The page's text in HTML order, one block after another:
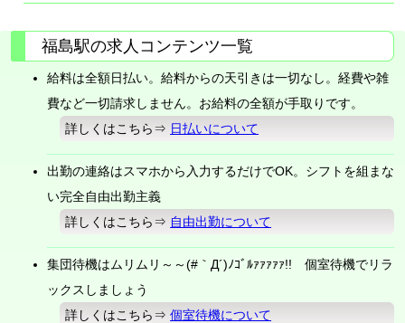
福島駅の求人コンテンツ一覧
給料は全額日払い。給料からの天引きは一切なし。経費や雑
費など一切請求しません。お給料の全額が手取りです。
詳しくはこちら⇒ 日払いについて
出勤の連絡はスマホから入力するだけでOK。シフトを組まな
い完全自由出勤主義
詳しくはこちら⇒ 自由出勤について
集団待機はムリムリ～～(#｀Д´)ﾉｺﾞﾙｧｧｧｧｧ!! 個室待機でリラ
ックスしましょう
詳しくはこちら⇒個室待機について